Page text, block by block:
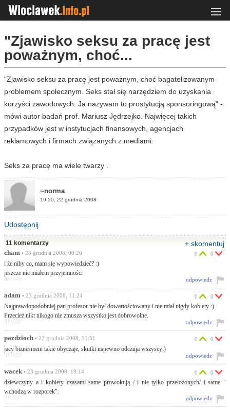
"Zjawisko seksu za pracę jest
poważnym, choć...
"Zjawisko seksu za pracę jest poważnym, choć bagatelizowanym
problemem społecznym. Seks stał się narzędziem do uzyskania
korzyści zawodowych. Ja nazywam to prostytucją sponsoringową" -
mówi autor badań prof. Mariusz Jędrzejko. Najwięcej takich
przypadków jest w instytucjach finansowych, agencjach
reklamowych i firmach związanych z mediami.
Seks za pracę ma wiele twarzy .
~norma
19:50, 22 grudnia 2008
Udostępnij
11 komentarzy + skomentuj
cham • 23 grudnia 2008, 00:26
i że niby co, mam się wypowiedzieć? :)
jeszcze nie miałem przyjemności
0 0
odpowiedz
ID:1548
adam • 23 grudnia 2008, 11:24
Najprawdopodobniej pan profesor nie był dowartościowany i nie miał nigdy kobiety :)
Przecież nikt nikogo nie zmusza wszystko jest dobrowolne.
0 0
odpowiedz
ID:1552
pazdzioch • 23 grudnia 2008, 11:51
jacy biznesmeni takie obyczaje, skutki napewno odczuja wszyscy:)
0 0
odpowiedz
ID:1553
wacek • 23 grudnia 2008, 19:14
dziewczyny a i kobiety czasami same prowokują / i nie tylko przełożonych/ i same "
wchodzą w rozporek".
0 0
odpowiedz
ID:1557